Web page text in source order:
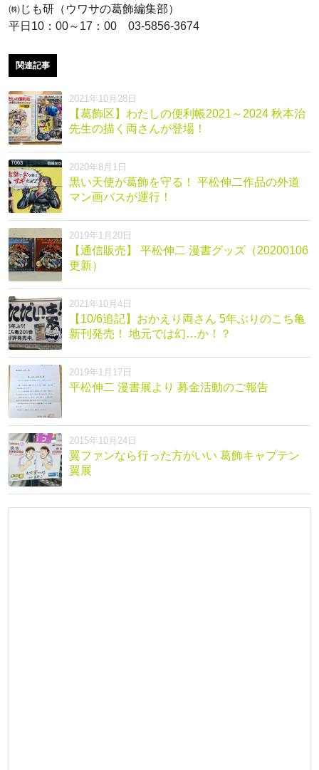
㈱じも研（ウワサの葛飾編集部）
平日10：00～17：00 03-5856-3674
関連記事
2021年10月28日
【葛飾区】わたしの便利帳2021～2024 秋本治
先生の描く両さんが登場！
2020年8月1日
黒い天使が葛飾を守る！ 平松伸二作品の外道
マン画バスが運行！
2019年1月20日
【通信販売】 平松伸二 漫書グッズ（20200106
更新）
2021年10月4日
【10/6追記】おかえり両さん 5年ぶりのこち亀
新刊発売！ 地元では幻…か！？
2019年1月17日
平松伸二 漫書展より 募金活動のご報告
2015年10月24日
翼ファンなら行った方がいい 葛飾キャプテン
翼展